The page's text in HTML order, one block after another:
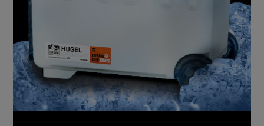
こだわりが詰まったクーラーボックスとたくさんの思い出を
共に。
【保冷剤】
※単品購入時、保冷剤は付きません。
HUGEL（ヒューゲル）：氷点下保冷剤［M/L/XLサイズ］。